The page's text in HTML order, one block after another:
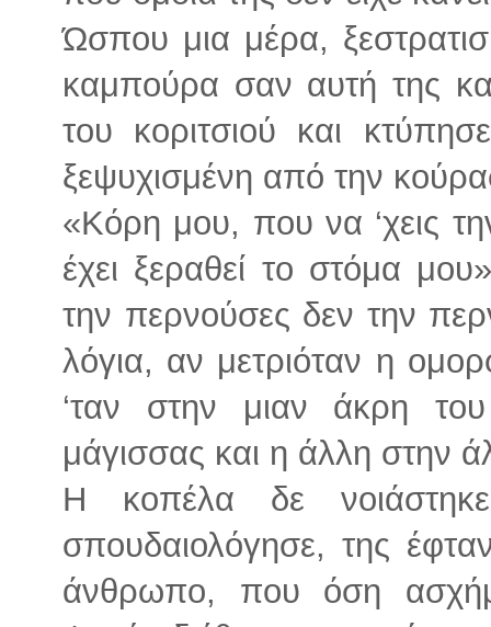
Ώσπου μια μέρα,
καμπούρα σαν αυτή της
του κοριτσιού και
ξεψυχισμένη από την
«Κόρη μου, που να ‘χεις
έχει ξεραθεί το στόμα
την περνούσες δεν την
λόγια, αν μετριόταν η
‘ταν στην μιαν άκρη
μάγισσας και η άλλη στην
Η κοπέλα δε
σπουδαιολόγησε, της
άνθρωπο, που όση